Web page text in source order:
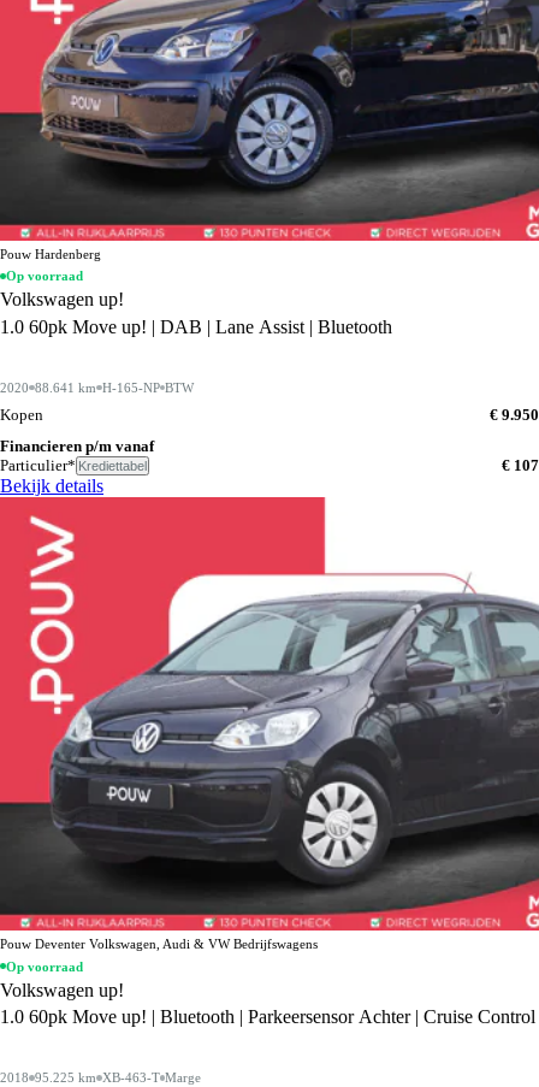
Pouw Hardenberg
Op voorraad
Volkswagen up!
1.0 60pk Move up! | DAB | Lane Assist | Bluetooth
2020 88.641 km H-165-NP BTW
Kopen
€ 9.950
Financieren p/m vanaf
Particulier* Krediettabel € 107
Bekijk details
Pouw Deventer Volkswagen, Audi & VW Bedrijfswagens
Op voorraad
Volkswagen up!
1.0 60pk Move up! | Bluetooth | Parkeersensor Achter | Cruise Control
2018 95.225 km XB-463-T Marge